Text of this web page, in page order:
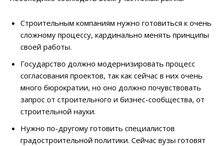
Строительным компаниям нужно готовиться к очень
сложному процессу, кардинально менять принципы
своей работы.
Государство должно модернизировать процесс
согласования проектов, так как сейчас в них очень
много бюрократии, но оно должно почувствовать
запрос от строительного и бизнес-сообщества, от
строительной науки.
Нужно по-другому готовить специалистов
градостроительной политики. Сейчас вузы готовят